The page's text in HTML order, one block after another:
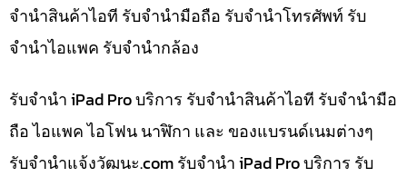
จำนำสินค้าไอที รับจำนำมือถือ รับจำนำโทรศัพท์ รับ
จำนำไอแพค รับจำนำกล้อง
รับจำนำ iPad Pro บริการ รับจำนำสินค้าไอที รับจำนำมือ
ถือ ไอแพค ไอโฟน นาฬิกา และ ของแบรนด์เนมต่างๆ
รับจํานําแจ้งวัฒนะ.com รับจำนำ iPad Pro บริการ รับ